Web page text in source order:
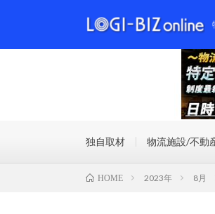
独自取材 物流施設/不動
HOME 2023年 8月